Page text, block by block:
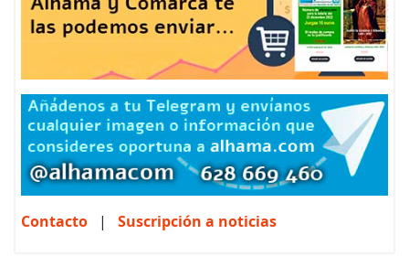
Contacto | Suscripción a noticias